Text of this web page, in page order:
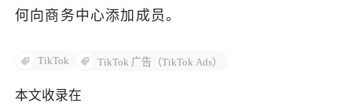
何向商务中心添加成员。
TikTok TikTok 广告（TikTok Ads）
本文收录在